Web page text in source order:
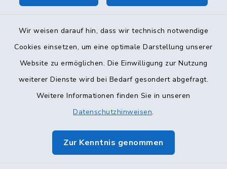
Wir weisen darauf hin, dass wir technisch notwendige
Cookies einsetzen, um eine optimale Darstellung unserer
Website zu ermöglichen. Die Einwilligung zur Nutzung
weiterer Dienste wird bei Bedarf gesondert abgefragt.
Weitere Informationen finden Sie in unseren
Datenschutzhinweisen.
Zur Kenntnis genommen
Barrierefreiheit